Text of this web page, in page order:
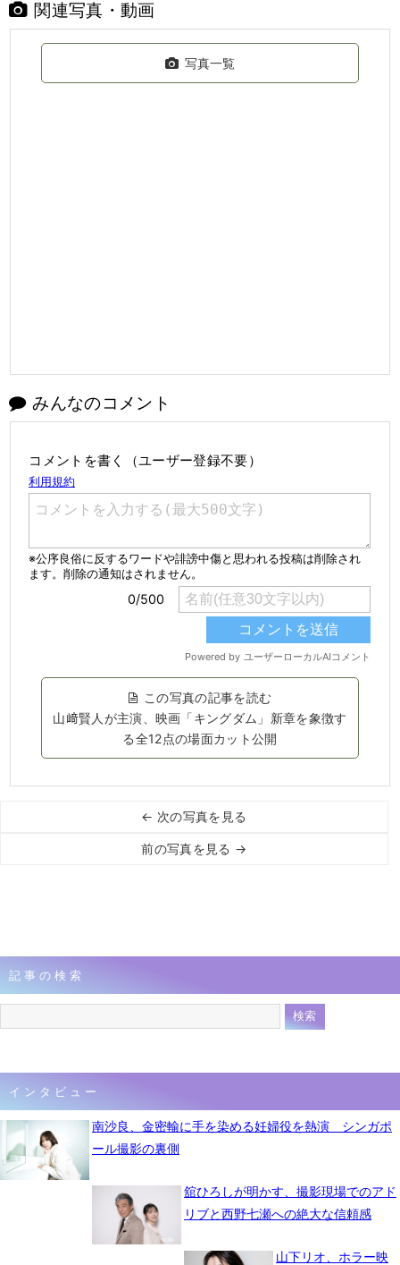
関連写真・動画
写真一覧
みんなのコメント
コメントを書く（ユーザー登録不要）
この写真の記事を読む
山﨑賢人が主演、映画「キングダム」新章を象徴す
る全12点の場面カット公開
← 次の写真を見る
前の写真を見る →
記事の検索
インタビュー
南沙良、金密輸に手を染める妊婦役を熱演 シンガポ
ール撮影の裏側
舘ひろしが明かす、撮影現場でのアド
リブと西野七瀬への絶大な信頼感
山下リオ、ホラー映